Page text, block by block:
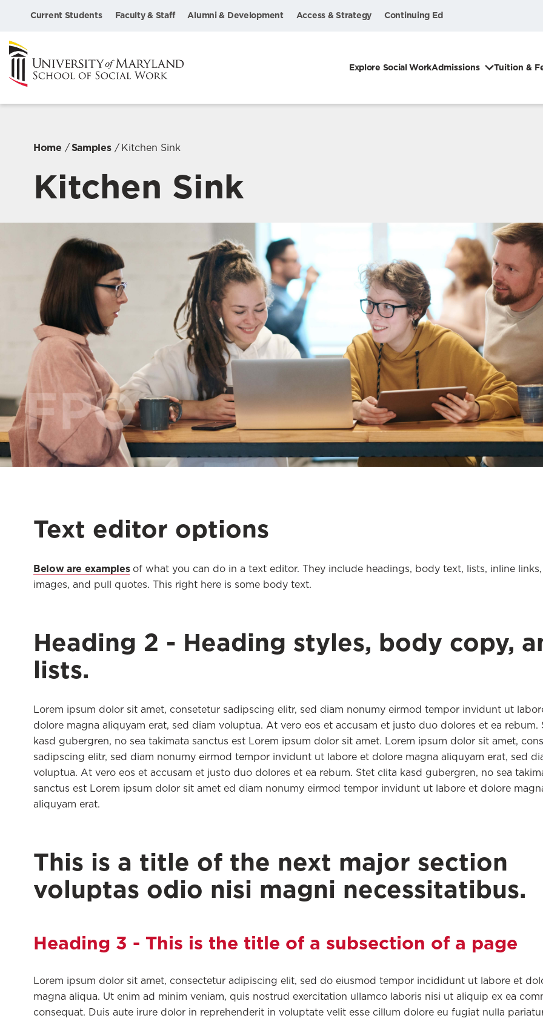
Current Students Faculty & Staff Alumni & Development Access & Strategy Continuing Ed
Explore Social WorkAdmissions Tuition &
Home Samples Kitchen Sink
Kitchen Sink
Text editor options
Below are examplesof what you can do in a text editor. They include headings, body text, lists, inline
images, and pull quotes. This right here is some body text.
Heading 2 - Heading styles, body copy,
lists.
Lorem ipsum dolor sit amet, consetetur sadipscing elitr, sed diam nonumy eirmod tempor invidunt ut
dolore magna aliquyam erat, sed diam voluptua. At vero eos et accusam et justo duo dolores et ea rebum.
kasd gubergren, no sea takimata sanctus est Lorem ipsum dolor sit amet. Lorem ipsum dolor sit amet,
sadipscing elitr, sed diam nonumy eirmod tempor invidunt ut labore et dolore magna aliquyam erat, sed
voluptua. At vero eos et accusam et justo duo dolores et ea rebum. Stet clita kasd gubergren, no sea
sanctus est Lorem ipsum dolor sit amet ed diam nonumy eirmod tempor invidunt ut labore et dolore
aliquyam erat.
This is a title of the next major section
voluptas odio nisi magni necessitatibus.
Heading 3 - This is the title of a subsection of a page
Lorem ipsum dolor sit amet, consectetur adipiscing elit, sed do eiusmod tempor incididunt ut labore et
magna aliqua. Ut enim ad minim veniam, quis nostrud exercitation ullamco laboris nisi ut aliquip ex ea
consequat. Duis aute irure dolor in reprehenderit in voluptate velit esse cillum dolore eu fugiat nulla